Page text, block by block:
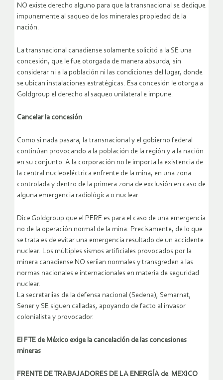
NO existe derecho alguno para que la transnacional se dedique
impunemente al saqueo de los minerales propiedad de la
nación.
La transnacional canadiense solamente solicitó a la SE una
concesión, que le fue otorgada de manera absurda, sin
considerar ni a la población ni las condiciones del lugar, donde
se ubican instalaciones estratégicas. Esa concesión le otorga a
Goldgroup el derecho al saqueo unilateral e impune.
Cancelar la concesión
Como si nada pasara, la transnacional y el gobierno federal
continúan provocando a la población de la región y a la nación
en su conjunto. A la corporación no le importa la existencia de
la central nucleoeléctrica enfrente de la mina, en una zona
controlada y dentro de la primera zona de exclusión en caso de
alguna emergencia radiológica o nuclear.
Dice Goldgroup que el PERE es para el caso de una emergencia
no de la operación normal de la mina. Precisamente, de lo que
se trata es de evitar una emergencia resultado de un accidente
nuclear. Los múltiples sismos artificiales provocados por la
minera canadiense NO seriìan normales y transgreden a las
normas nacionales e internacionales en materia de seguridad
nuclear.
La secretariìas de la defensa nacional (Sedena), Semarnat,
Sener y SE siguen calladas, apoyando de facto al invasor
colonialista y provocador.
El FTE de México exige la cancelación de las concesiones
mineras
FRENTE DE TRABAJADORES DE LA ENERGÍA de MEXICO